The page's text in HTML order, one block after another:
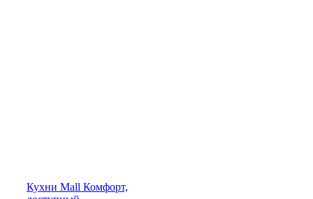
Кухни Mall Комфорт,